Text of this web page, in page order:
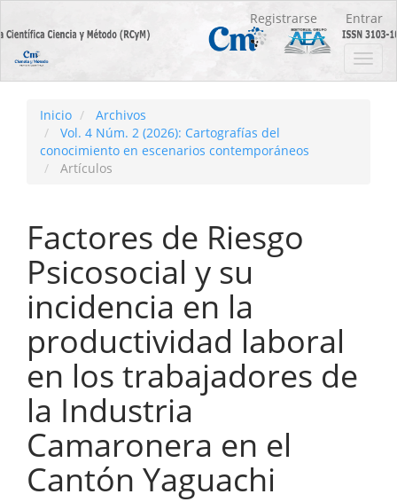
principal
Contenido
principal
Barra
Registrarse Entrar
Inicio
Archivos
Vol. 4 Núm. 2 (2026): Cartografías del
conocimiento en escenarios contemporáneos
Artículos
Factores de Riesgo
Psicosocial y su
incidencia en la
productividad laboral
en los trabajadores de
la Industria
Camaronera en el
Cantón Yaguachi